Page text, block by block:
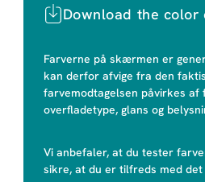
Download the color
Farverne på skærmen er
kan derfor afvige fra den
farvemodtagelsen påvirkes af
overfladetype, glans og
Vi anbefaler, at du tester
sikre, at du er tilfreds med